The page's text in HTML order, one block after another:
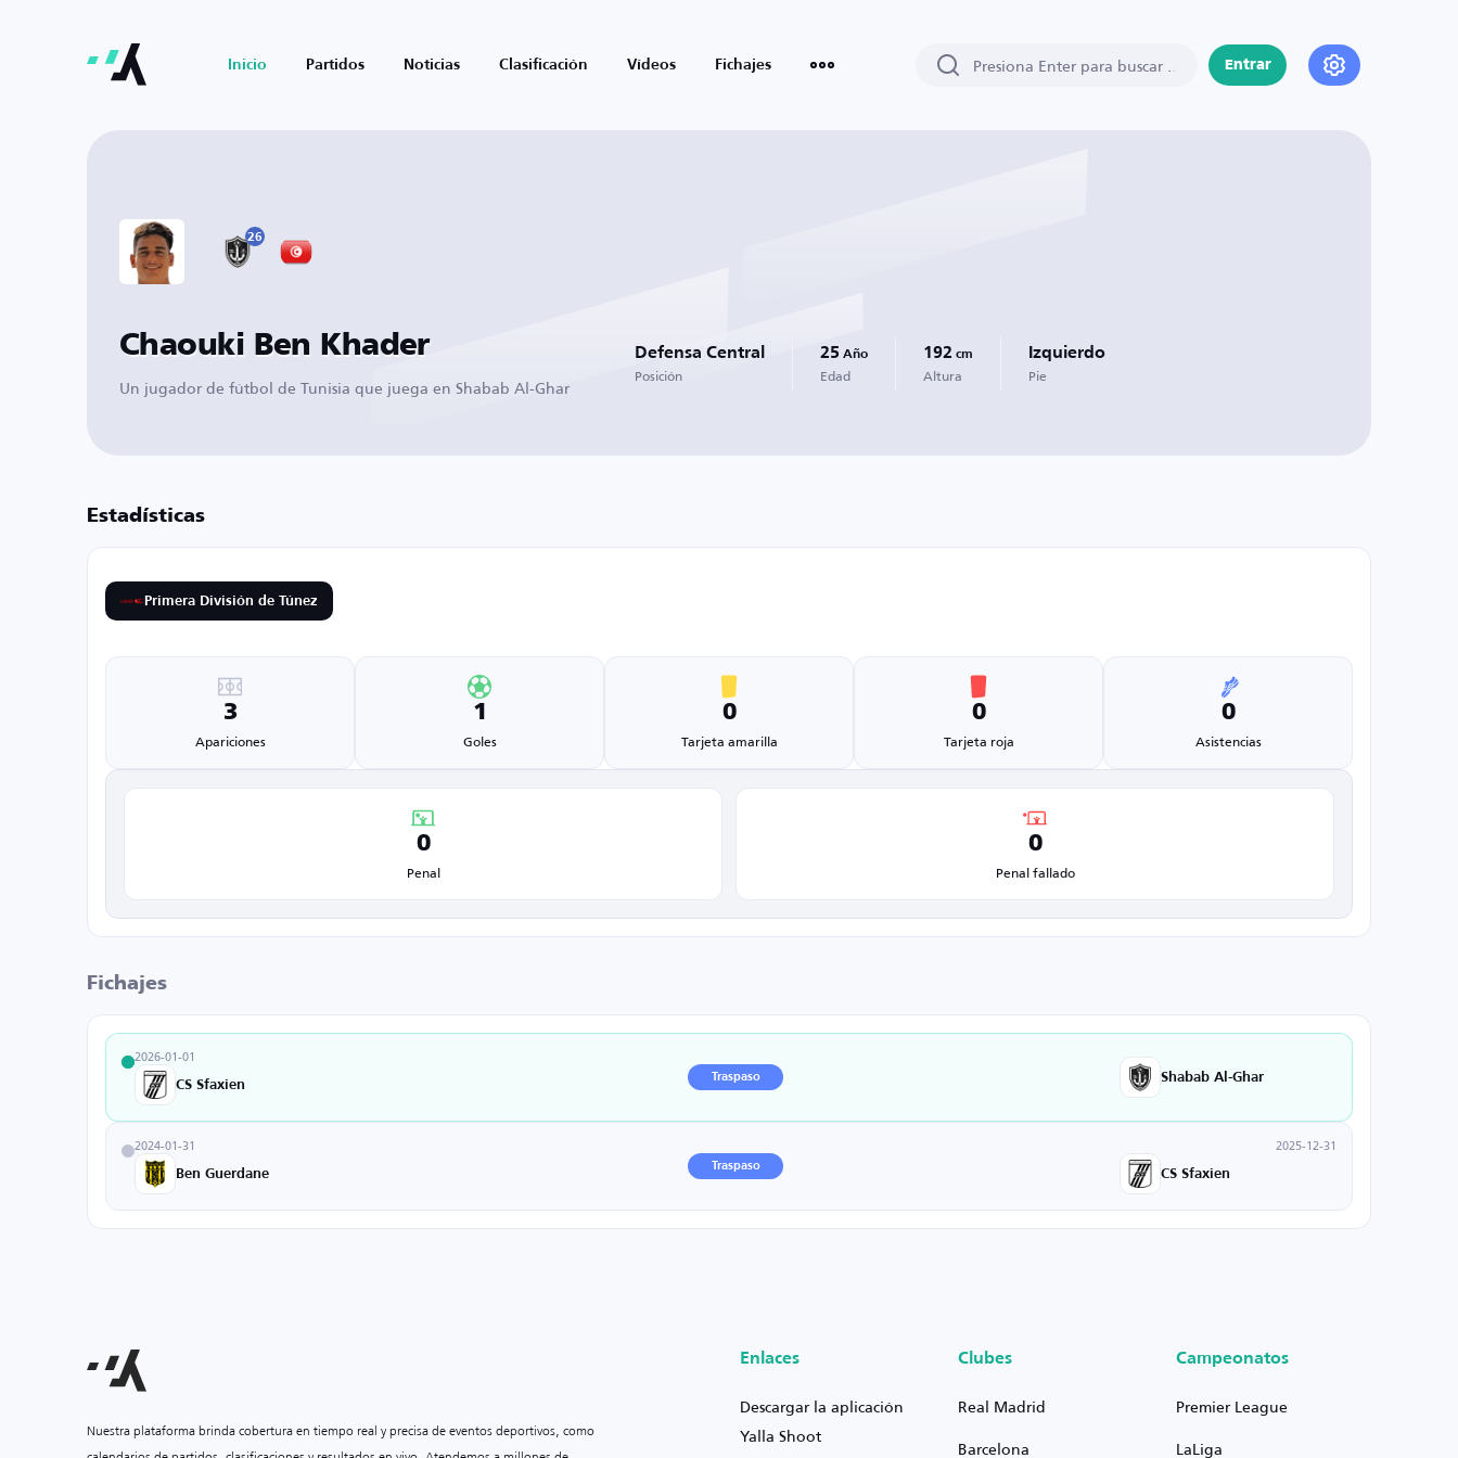
Inicio Partidos Noticias Clasificación Vídeos Fichajes Entrar
26
Chaouki Ben Khader
Un jugador de fútbol de Tunisia que juega en Shabab Al-Ghar
Defensa Central
Posición
25 Año
Edad
192 cm
Altura
Izquierdo
Pie
Estadísticas
Primera División de Túnez
3
Apariciones
1
Goles
0
Tarjeta amarilla
0
Tarjeta roja
0
Asistencias
0
Penal
0
Penal fallado
Fichajes
2026-01-01
CS Sfaxien
Traspaso Shabab Al-Ghar
2024-01-31
Ben Guerdane
Traspaso
2025-12-31
CS Sfaxien
Nuestra plataforma brinda cobertura en tiempo real y precisa de eventos deportivos, como
Enlaces
Descargar la aplicación
Yalla Shoot
Clubes
Real Madrid
Barcelona
Campeonatos
Premier League
LaLiga